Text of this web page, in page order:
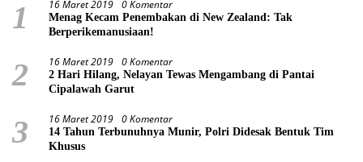
1 16 Maret 2019 0 Komentar
Menag Kecam Penembakan di New Zealand: Tak
Berperikemanusiaan!
2 16 Maret 2019 0 Komentar
2 Hari Hilang, Nelayan Tewas Mengambang di Pantai
Cipalawah Garut
3 16 Maret 2019 0 Komentar
14 Tahun Terbunuhnya Munir, Polri Didesak Bentuk Tim
Khusus